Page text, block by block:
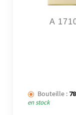
A
Bouteille :
en stock